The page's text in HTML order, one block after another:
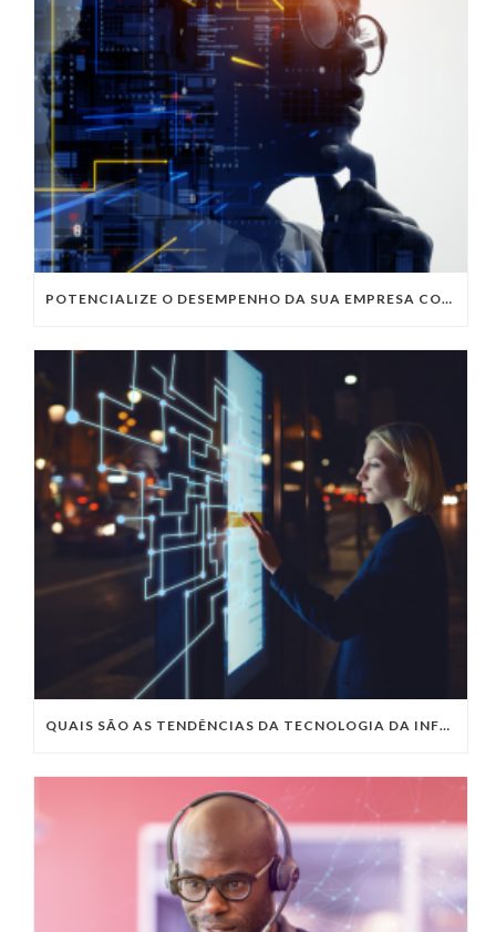
POTENCIALIZE O DESEMPENHO DA SUA EMPRESA COM OS SERVIÇOS DE TI DA VIVO VITA
QUAIS SÃO AS TENDÊNCIAS DA TECNOLOGIA DA INFORMAÇÃO PARA 2023?